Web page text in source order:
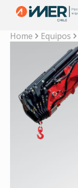
Home Equipos